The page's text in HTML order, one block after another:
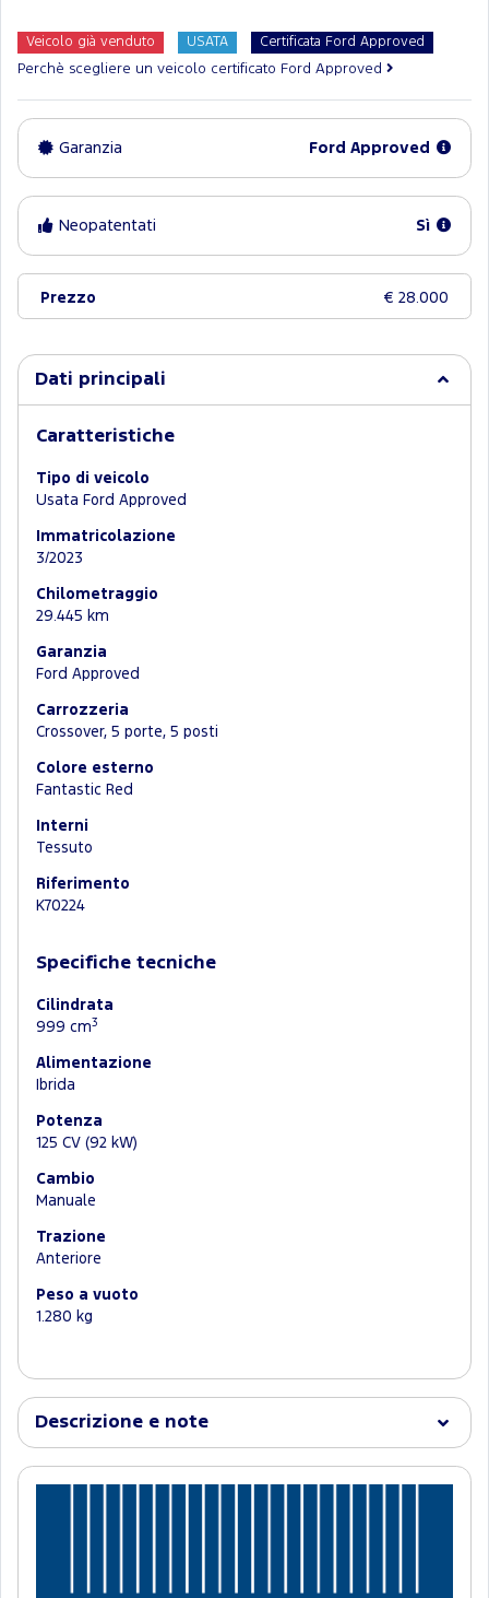
Veicolo già venduto USATA Certificata Ford Approved
Perchè scegliere un veicolo certificato Ford Approved
Garanzia Ford Approved
Neopatentati Sì
Prezzo € 28.000
Dati principali
Caratteristiche
Tipo di veicolo
Usata Ford Approved
Immatricolazione
3/2023
Chilometraggio
29.445 km
Garanzia
Ford Approved
Carrozzeria
Crossover, 5 porte, 5 posti
Colore esterno
Fantastic Red
Interni
Tessuto
Riferimento
K70224
Specifiche tecniche
Cilindrata
999 cm3
Alimentazione
Ibrida
Potenza
125 CV (92 kW)
Cambio
Manuale
Trazione
Anteriore
Peso a vuoto
1.280 kg
Descrizione e note